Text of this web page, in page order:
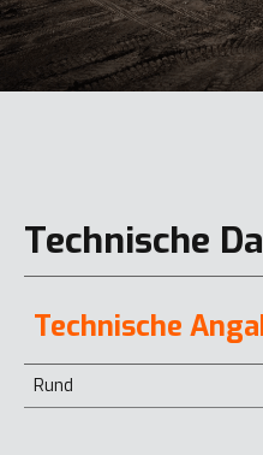
Technische
Technische
Rund